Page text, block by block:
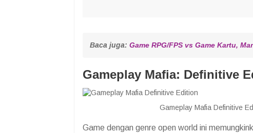
Baca juga: Game RPG/FPS vs Game Kartu,
Gameplay Mafia: Definitive
Gameplay Mafia Definitive
Game dengan genre open world ini